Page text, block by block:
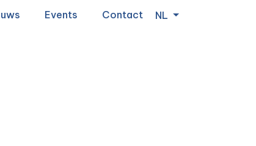
Events Contact NL